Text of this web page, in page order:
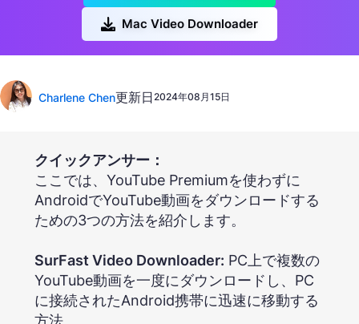
Mac Video Downloader
Charlene Chen更新日2024年08月15日
クイックアンサー：
ここでは、YouTube Premiumを使わずに
AndroidでYouTube動画をダウンロードする
ための3つの方法を紹介します。
SurFast Video Downloader: PC上で複数の
YouTube動画を一度にダウンロードし、PC
に接続されたAndroid携帯に迅速に移動する
方法